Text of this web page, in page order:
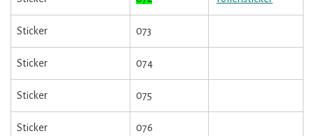
Sticker 073
Sticker 074
Sticker 075
Sticker 076